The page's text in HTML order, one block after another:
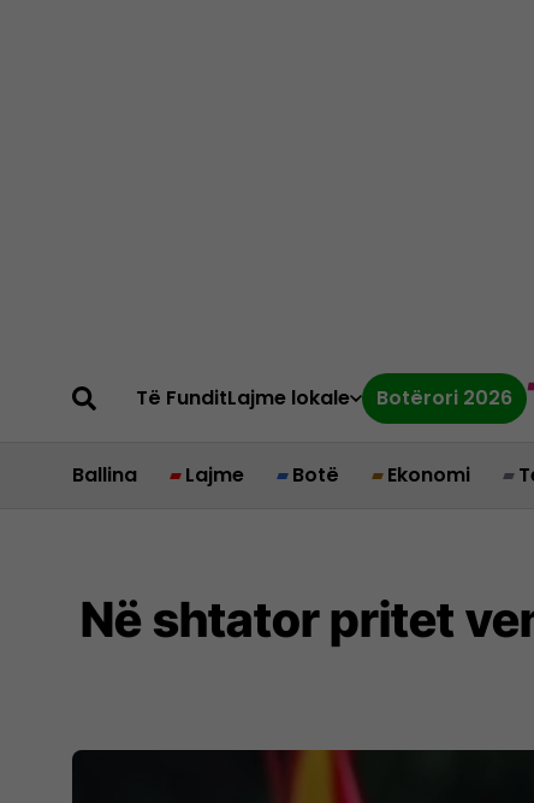
Të FunditLajme lokale Botërori 2026
Ballina Lajme Botë Ekonomi
Në shtator pritet